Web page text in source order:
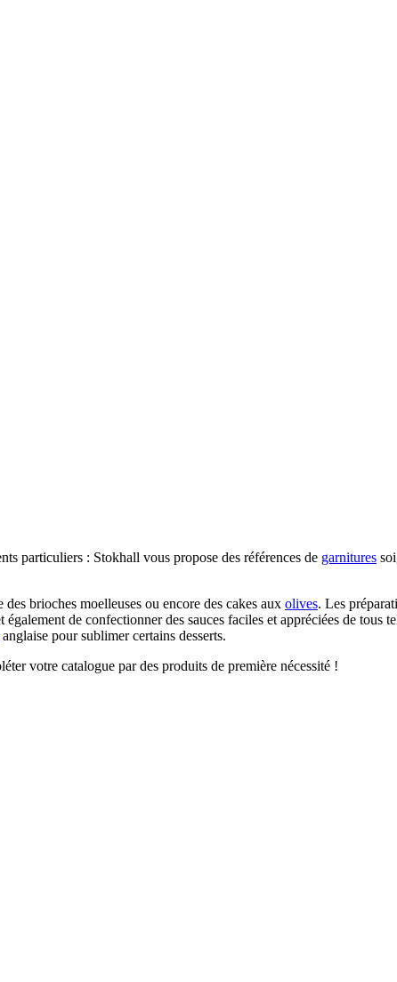
particuliers : Stokhall vous propose des références de garnitures
brioches moelleuses ou encore des cakes aux olives. Les
de confectionner des sauces faciles et appréciées de tous
anglaise pour sublimer certains desserts.
votre catalogue par des produits de première nécessité !